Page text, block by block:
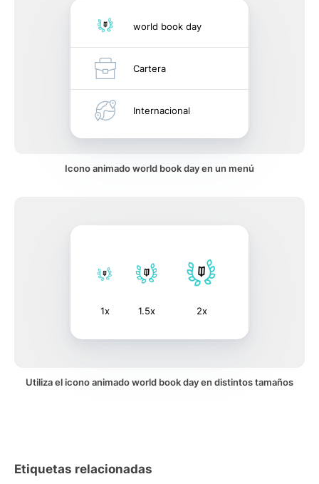
world book day
Cartera
Internacional
Icono animado world book day en un menú
1x 1.5x 2x
Utiliza el icono animado world book day en distintos tamaños
Etiquetas relacionadas